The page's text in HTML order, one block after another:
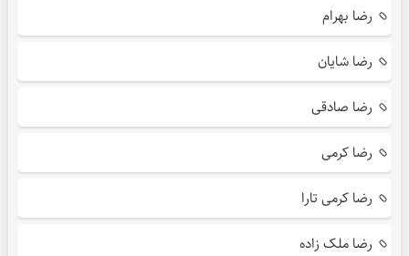
رضا بهرام
رضا شایان
رضا صادقی
رضا کرمی
رضا کرمی تارا
رضا ملک زاده